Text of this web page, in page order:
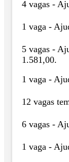
4 vagas -
1 vaga -
5 vagas -
1.581,00.
1 vaga -
12 vagas
6 vagas -
1 vaga -